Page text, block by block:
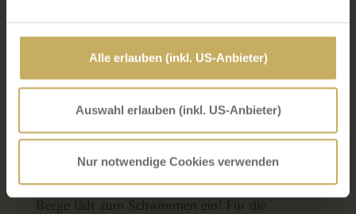
Ihnen dagegen entsprechende Rechtsbehelfe zur
unserer Website eingesetzten (US)-Diensten finden Sie
in unsererDatenschutzerklärungbzw. in diesem Cookie
Banner. Mehr über uns im
Impressum .
Alle erlauben (inkl. US-Anbieter)
Auswahl erlauben (inkl. US-Anbieter)
Nur notwendige Cookies verwenden
Unser Hallenbad mit Panoramablick auf die
Berge lädt zum Schwimmen ein! Für die